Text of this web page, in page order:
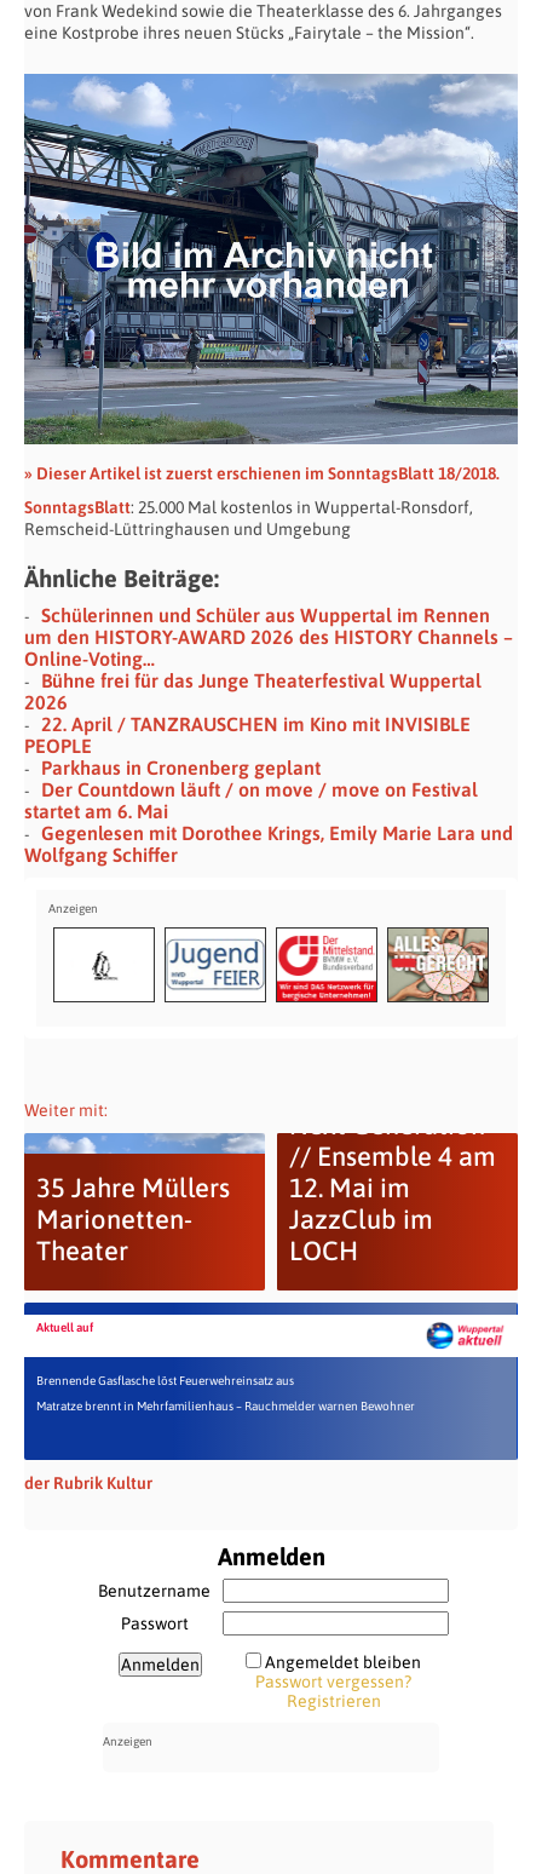
von Frank Wedekind sowie die Theaterklasse des 6. Jahrganges
eine Kostprobe ihres neuen Stücks „Fairytale – the Mission“.
» Dieser Artikel ist zuerst erschienen im SonntagsBlatt 18/2018.
SonntagsBlatt: 25.000 Mal kostenlos in Wuppertal-Ronsdorf,
Remscheid-Lüttringhausen und Umgebung
Ähnliche Beiträge:
Schülerinnen und Schüler aus Wuppertal im Rennen
um den HISTORY-AWARD 2026 des HISTORY Channels –
Online-Voting…
Bühne frei für das Junge Theaterfestival Wuppertal
2026
22. April / TANZRAUSCHEN im Kino mit INVISIBLE
PEOPLE
Parkhaus in Cronenberg geplant
Der Countdown läuft / on move / move on Festival
startet am 6. Mai
Gegenlesen mit Dorothee Krings, Emily Marie Lara und
Wolfgang Schiffer
Weiter mit:
35 Jahre Müllers
Marionetten-
Theater
// Ensemble 4 am
12. Mai im
JazzClub im
LOCH
Aktuell auf
Brennende Gasflasche löst Feuerwehreinsatz aus
Matratze brennt in Mehrfamilienhaus – Rauchmelder warnen Bewohner
der Rubrik Kultur
Anmelden
Benutzername
Passwort
Angemeldet bleiben
Passwort vergessen?
Registrieren
Kommentare